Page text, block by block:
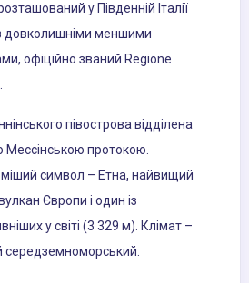
у Південній Італії
довколишніми меншими
офіційно званий Regione
півострова відділена
Мессінською протокою.
символ – Етна, найвищий
Європи і один із
у світі (3 329 м). Клімат –
середземноморський.